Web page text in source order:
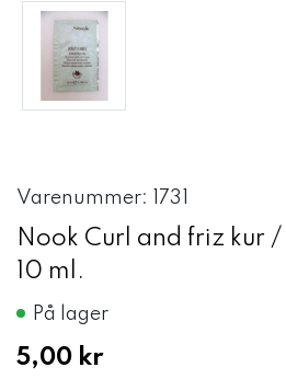
Varenummer: 1731
Nook Curl and friz kur
10 ml.
På lager
5,00 kr